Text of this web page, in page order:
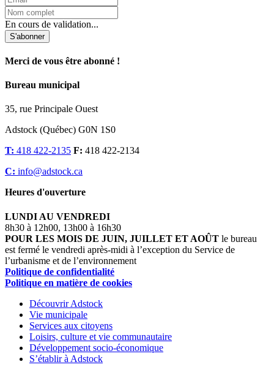
En cours de validation...
S'abonner
Merci de vous être abonné !
Bureau municipal
35, rue Principale Ouest
Adstock (Québec) G0N 1S0
T: 418 422-2135 F: 418 422-2134
C: info@adstock.ca
Heures d'ouverture
LUNDI AU VENDREDI
8h30 à 12h00, 13h00 à 16h30
POUR LES MOIS DE JUIN, JUILLET ET AOÛT le bureau
est fermé le vendredi après-midi à l’exception du Service de
l’urbanisme et de l’environnement
Politique de confidentialité
Politique en matière de cookies
Découvrir Adstock
Vie municipale
Services aux citoyens
Loisirs, culture et vie communautaire
Développement socio-économique
S’établir à Adstock